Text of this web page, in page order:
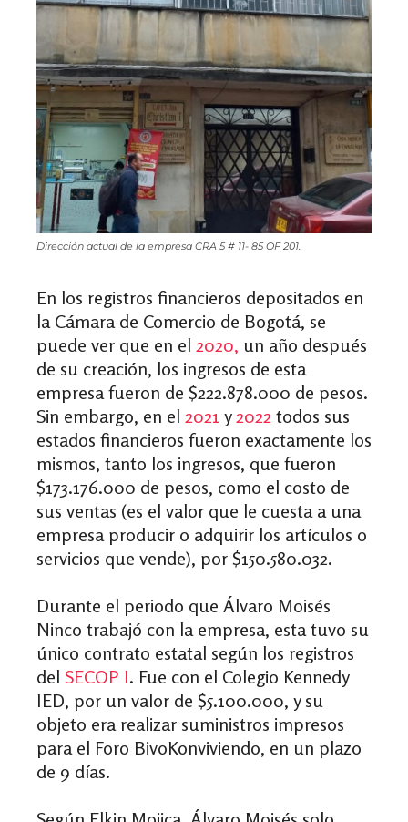
Dirección actual de la empresa CRA 5 # 11- 85 OF 201.
En los registros financieros depositados en
la Cámara de Comercio de Bogotá, se
puede ver que en el 2020, un año después
de su creación, los ingresos de esta
empresa fueron de $222.878.000 de pesos.
Sin embargo, en el 2021 y2022 todos sus
estados financieros fueron exactamente los
mismos, tanto los ingresos, que fueron
$173.176.000 de pesos, como el costo de
sus ventas (es el valor que le cuesta a una
empresa producir o adquirir los artículos o
servicios que vende), por $150.580.032.
Durante el periodo que Álvaro Moisés
Ninco trabajó con la empresa, esta tuvo su
único contrato estatal según los registros
del SECOP I. Fue con el Colegio Kennedy
IED, por un valor de $5.100.000, y su
objeto era realizar suministros impresos
para el Foro BivoKonviviendo, en un plazo
de 9 días.